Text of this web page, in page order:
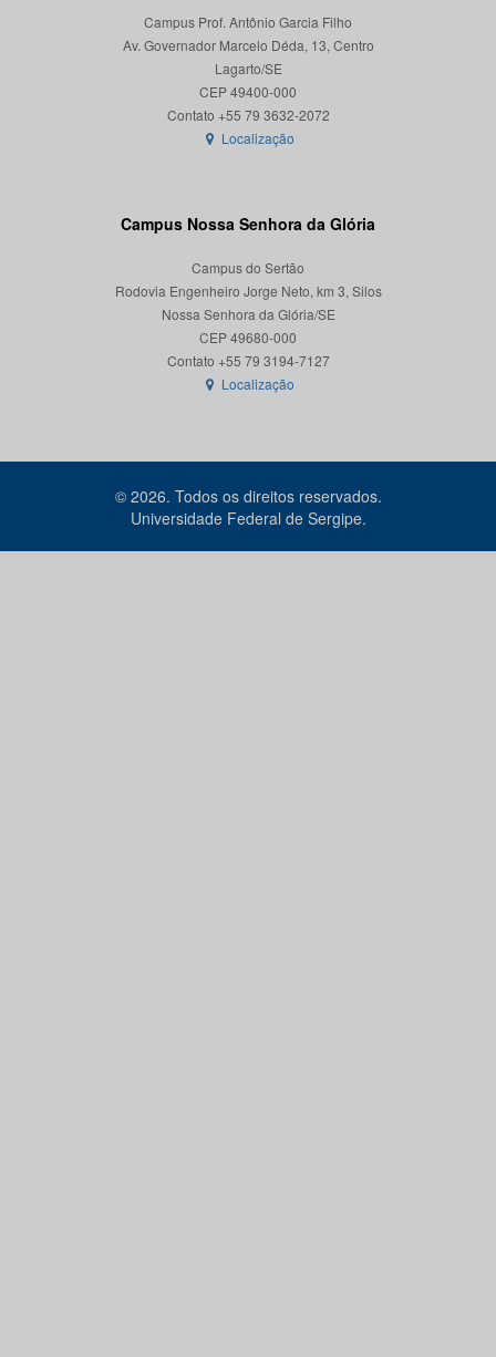
Campus Prof. Antônio Garcia Filho
Av. Governador Marcelo Déda, 13, Centro
Lagarto/SE
CEP 49400-000
Localização
Campus Nossa Senhora da Glória
Campus do Sertão
Rodovia Engenheiro Jorge Neto, km 3, Silos
Nossa Senhora da Glória/SE
CEP 49680-000
Contato +55 79 3194-7127
Localização
© 2026. Todos os direitos reservados.
Universidade Federal de Sergipe.